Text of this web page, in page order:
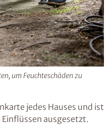
um Feuchteschäden zu
jedes Hauses und ist
ausgesetzt.